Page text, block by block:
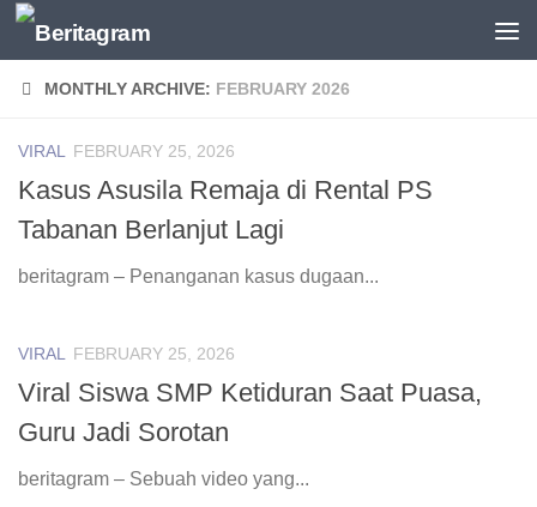
Skip to content
MONTHLY ARCHIVE: FEBRUARY 2026
VIRAL FEBRUARY 25, 2026
Kasus Asusila Remaja di Rental PS
Tabanan Berlanjut Lagi
beritagram – Penanganan kasus dugaan...
VIRAL FEBRUARY 25, 2026
Viral Siswa SMP Ketiduran Saat Puasa,
Guru Jadi Sorotan
beritagram – Sebuah video yang...